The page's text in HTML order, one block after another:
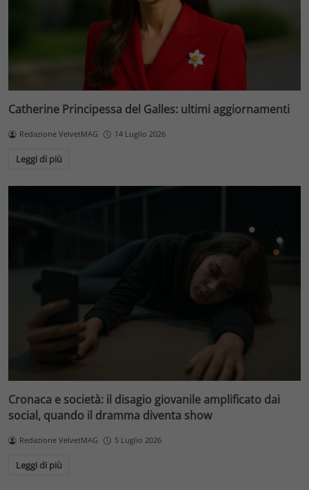
Catherine Principessa del Galles: ultimi aggiornamenti
Redazione VelvetMAG 14 Luglio 2026
Leggi di più
Cronaca e società: il disagio giovanile amplificato dai
social, quando il dramma diventa show
Redazione VelvetMAG 5 Luglio 2026
Leggi di più